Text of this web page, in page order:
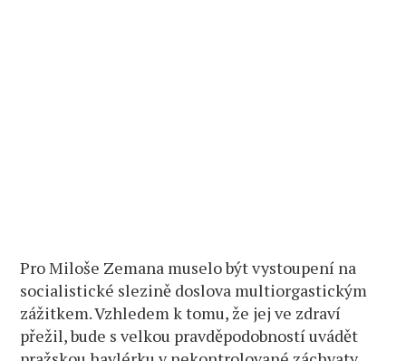
Pro Miloše Zemana muselo být vystoupení na
socialistické slezině doslova multiorgastickým
zážitkem. Vzhledem k tomu, že jej ve zdraví
přežil, bude s velkou pravděpodobností uvádět